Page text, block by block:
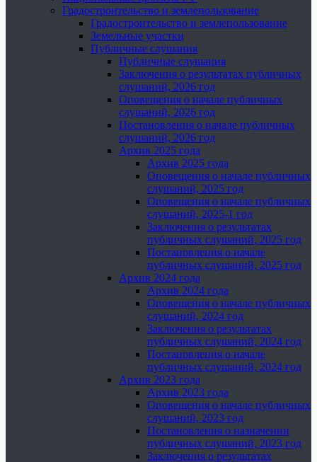
Градостроительство и землепользование
Градостроительство и землепользование
Земельные участки
Публичные слушания
Публичные слушания
Заключения о результатах публичных
слушаний, 2026 год
Оповещения о начале публичных
слушаний, 2026 год
Постановления о начале публичных
слушаний, 2026 год
Архив 2025 года
Архив 2025 года
Оповещения о начале публичных
слушаний, 2025 год
Оповещения о начале публичных
слушаний, 2025-1 год
Заключения о результатах
публичных слушаний, 2025 год
Постановления о начале
публичных слушаний, 2025 год
Архив 2024 года
Архив 2024 года
Оповещения о начале публичных
слушаний, 2024 год
Заключения о результатах
публичных слушаний, 2024 год
Постановления о начале
публичных слушаний, 2024 год
Архив 2023 года
Архив 2023 года
Оповещения о начале публичных
слушаний, 2023 год
Постановления о назначении
публичных слушаний, 2023 год
Заключения о результатах